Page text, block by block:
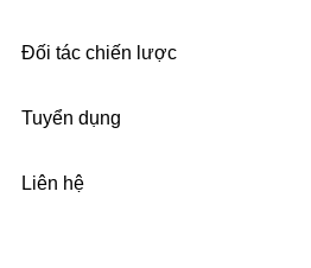
Đối tác chiến lược
Tuyển dụng
Liên hệ